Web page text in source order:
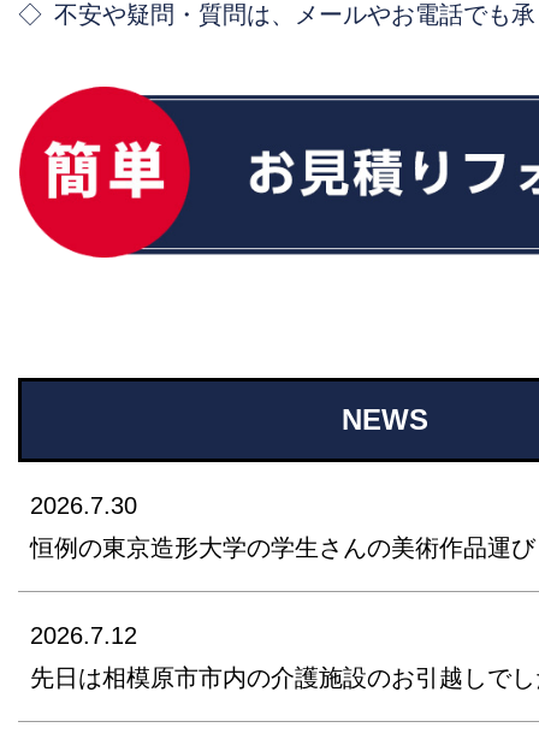
不安や疑問・質問は、メールやお電話でも
NEWS
2026.7.30
恒例の東京造形大学の学生さんの美術作品運び
2026.7.12
先日は相模原市市内の介護施設のお引越しで